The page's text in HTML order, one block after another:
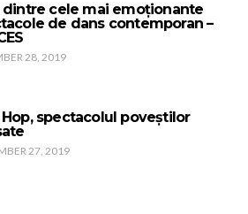
dintre cele mai emoționante
de dans contemporan –
28, 2019
Hop, spectacolul poveștilor
27, 2019